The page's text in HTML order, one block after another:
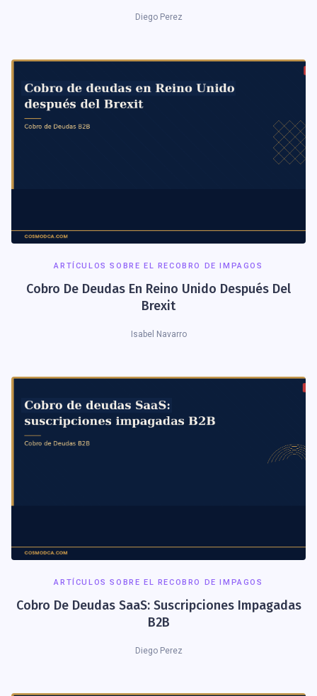
Diego Perez
ARTÍCULOS SOBRE EL RECOBRO DE IMPAGOS
Cobro De Deudas En Reino Unido Después Del
Brexit
Isabel Navarro
ARTÍCULOS SOBRE EL RECOBRO DE IMPAGOS
Cobro De Deudas SaaS: Suscripciones Impagadas
B2B
Diego Perez